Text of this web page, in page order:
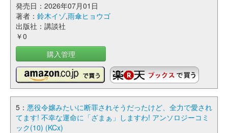
発売日：2026年07月01日
著者： 鈴木イゾ,雨傘ヒョウゴ
出版社：講談社
￥0
購入管理
5： 悪役令嬢みたいに断罪されそうだったけど、全力で愛され
てます! 不幸な運命に「ざまぁ」しますわ! アンソロジーコミ
ック(10) (KCx)